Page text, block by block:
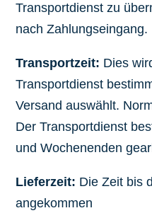
Transportdienst zu
nach Zahlungseingang.
Transportzeit: Dies
Transportdienst
Versand auswählt.
Der Transportdienst
und Wochenenden
Lieferzeit: Die Zeit bis
angekommen